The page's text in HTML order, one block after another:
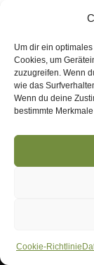
Um dir ein
Cookies, um
zuzugreifen. Wenn
wie das
Wenn du deine
bestimmte
Cookie-Richtlinie